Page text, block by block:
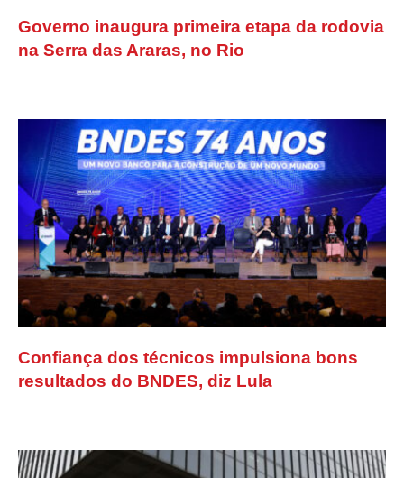
Governo inaugura primeira etapa da rodovia
na Serra das Araras, no Rio
Confiança dos técnicos impulsiona bons
resultados do BNDES, diz Lula